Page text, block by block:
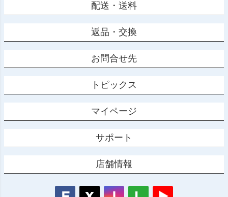
配送・送料
返品・交換
お問合せ先
トピックス
マイページ
サポート
店舗情報